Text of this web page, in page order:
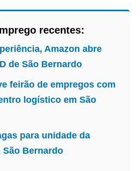
recentes:
Amazon abre
de São Bernardo
feirão de empregos com
logístico em São
para unidade da
São Bernardo